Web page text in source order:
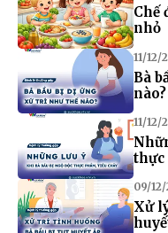
Chế
nhỏ
11/12/
Bà
nào?
11/12/
thực
09/
Xử